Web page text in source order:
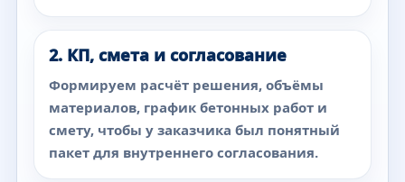
2. КП, смета и согласование
Формируем расчёт решения, объёмы
материалов, график бетонных работ и
смету, чтобы у заказчика был понятный
пакет для внутреннего согласования.